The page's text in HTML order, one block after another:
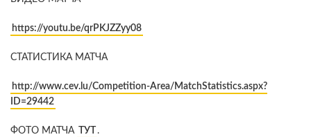
https://youtu.be/qrPKJZZyy08
СТАТИСТИКА МАТЧА
http://www.cev.lu/Competition-Area/MatchStatistics.aspx?
ID=29442
ФОТО МАТЧА ТУТ .